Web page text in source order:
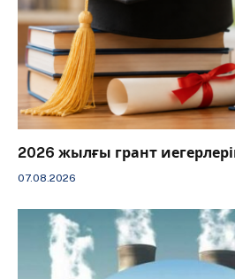
2026 жылғы грант
07.08.2026